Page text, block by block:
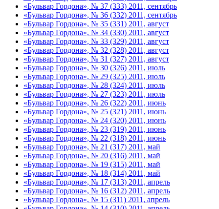
«Бульвар Гордона», № 37 (333) 2011, сентябрь
«Бульвар Гордона», № 36 (332) 2011, сентябрь
«Бульвар Гордона», № 35 (331) 2011, август
«Бульвар Гордона», № 34 (330) 2011, август
«Бульвар Гордона», № 33 (329) 2011, август
«Бульвар Гордона», № 32 (328) 2011, август
«Бульвар Гордона», № 31 (327) 2011, август
«Бульвар Гордона», № 30 (326) 2011, июль
«Бульвар Гордона», № 29 (325) 2011, июль
«Бульвар Гордона», № 28 (324) 2011, июль
«Бульвар Гордона», № 27 (323) 2011, июль
«Бульвар Гордона», № 26 (322) 2011, июнь
«Бульвар Гордона», № 25 (321) 2011, июнь
«Бульвар Гордона», № 24 (320) 2011, июнь
«Бульвар Гордона», № 23 (319) 2011, июнь
«Бульвар Гордона», № 22 (318) 2011, июнь
«Бульвар Гордона», № 21 (317) 2011, май
«Бульвар Гордона», № 20 (316) 2011, май
«Бульвар Гордона», № 19 (315) 2011, май
«Бульвар Гордона», № 18 (314) 2011, май
«Бульвар Гордона», № 17 (313) 2011, апрель
«Бульвар Гордона», № 16 (312) 2011, апрель
«Бульвар Гордона», № 15 (311) 2011, апрель